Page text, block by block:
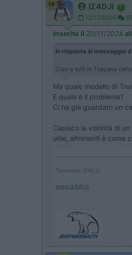
19 IZ4DJI
12/11/2006
Inserito il 20/11/2024
In risposta al messaggio
Ciao a tutti in Toscana
Ma quale modello di
E quale è il problema?
Ci ha gia guardato un
Capisco la volontà di
utile, altrimenti è come
Tommaso IZ4DJI
www.iz4dji.it